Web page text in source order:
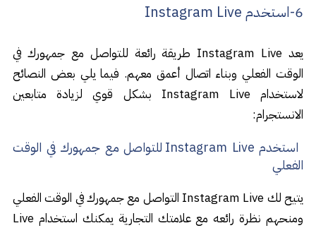
6-استخدم Instagram Live
يعد Instagram Live طريقة رائعة للتواصل مع جمهورك في
الوقت الفعلي وبناء اتصال أعمق معهم. فيما يلي بعض النصائح
لاستخدام Instagram Live بشكل قوي لزيادة متابعين
الانستجرام:
استخدم Instagram Live للتواصل مع جمهورك في الوقت
الفعلي
يتيح لك Instagram Live التواصل مع جمهورك في الوقت الفعلي
ومنحهم نظرة رائعه مع علامتك التجارية يمكنك استخدام Live